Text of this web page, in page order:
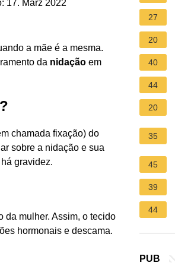
17. März 2022
a mãe é a mesma.
da nidação em
chamada fixação) do
sobre a nidação e sua
gravidez.
da mulher. Assim, o tecido
hormonais e descama.
27
20
40
44
20
35
45
39
44
PUB